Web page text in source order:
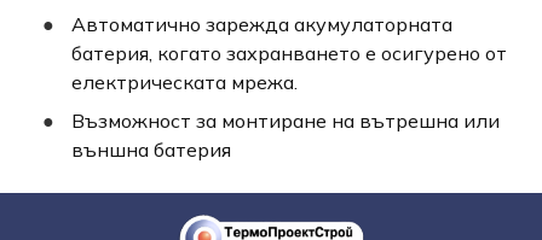
Автоматично зарежда акумулаторната
батерия, когато захранването е осигурено от
електрическата мрежа.
Възможност за монтиране на вътрешна или
външна батерия